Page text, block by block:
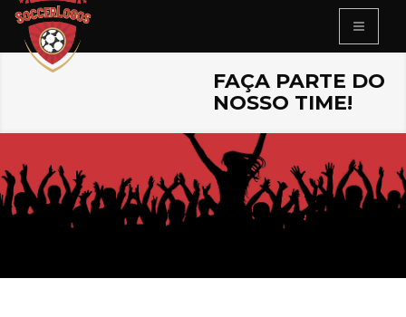
FAÇA PARTE DO
NOSSO TIME!